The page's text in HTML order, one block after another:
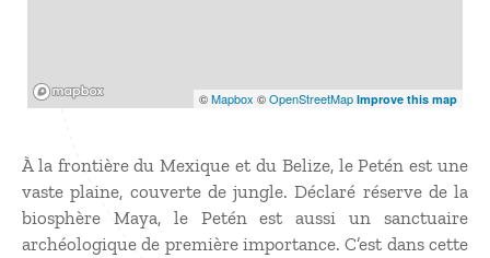
©Mapbox ©OpenStreetMap Improve this map
À la frontière du Mexique et du Belize, le Petén est une
vaste plaine, couverte de jungle. Déclaré réserve de la
biosphère Maya, le Petén est aussi un sanctuaire
archéologique de première importance. C’est dans cette